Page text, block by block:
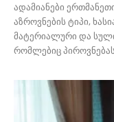
ადამიანები
აზროვნების ტიპი,
მატერიალური და
რომლებიც